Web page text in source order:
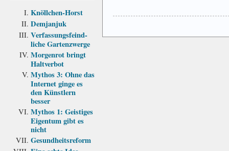
Knöllchen-Horst
Demjanjuk
Verfassungs­feind­
liche Garten­zwerge
Morgenrot bringt
Haltverbot
Mythos 3: Ohne das
Internet ginge es
den Künstlern
besser
Mythos 1: Geistiges
Eigentum gibt es
nicht
Gesundheits­reform